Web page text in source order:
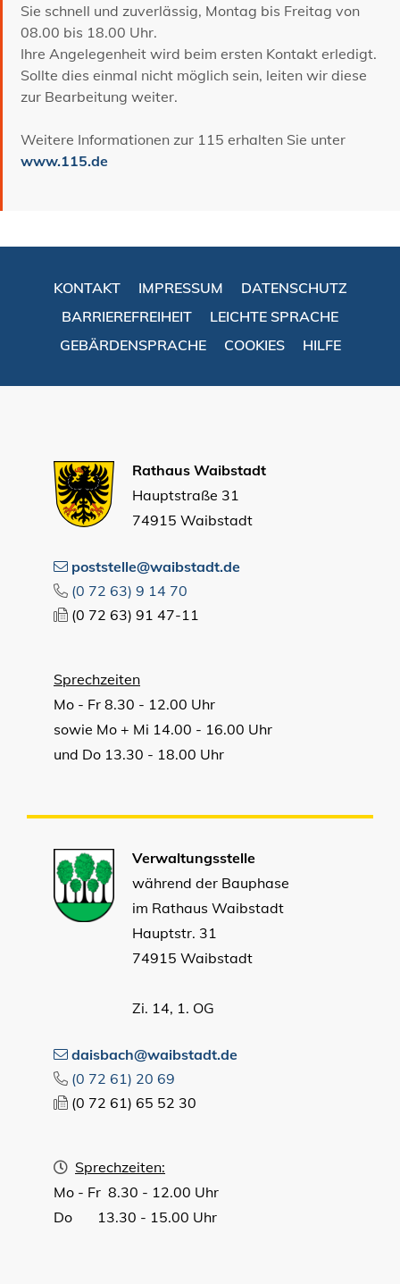
Sie schnell und zuverlässig, Montag bis Freitag von
08.00 bis 18.00 Uhr.
Ihre Angelegenheit wird beim ersten Kontakt erledigt.
Sollte dies einmal nicht möglich sein, leiten wir diese
zur Bearbeitung weiter.
Weitere Informationen zur 115 erhalten Sie unter
www.115.de
KONTAKT IMPRESSUM
DATENSCHUTZ
BARRIEREFREIHEIT
LEICHTE SPRACHE
GEBÄRDENSPRACHE
COOKIES HILFE
Rathaus Waibstadt
Hauptstraße 31
74915 Waibstadt
poststelle@waibstadt.de
(0 72 63) 9 14 70
(0 72 63) 91 47-11
Sprechzeiten
Mo - Fr 8.30 - 12.00 Uhr
sowie Mo + Mi 14.00 - 16.00 Uhr
und Do 13.30 - 18.00 Uhr
Verwaltungsstelle
während der Bauphase
im Rathaus Waibstadt
Hauptstr. 31
74915 Waibstadt
Zi. 14, 1. OG
daisbach@waibstadt.de
(0 72 61) 20 69
(0 72 61) 65 52 30
Sprechzeiten:
Mo - Fr 8.30 - 12.00 Uhr
Do 13.30 - 15.00 Uhr